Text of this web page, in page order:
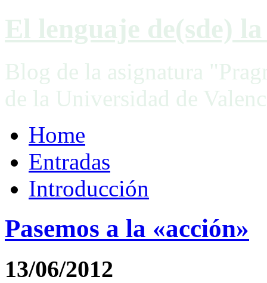
El lenguaje de(sde)
Blog de la asignatura
de la Universidad de
Home
Entradas
Introducción
Pasemos a la «acción»
13/06/2012